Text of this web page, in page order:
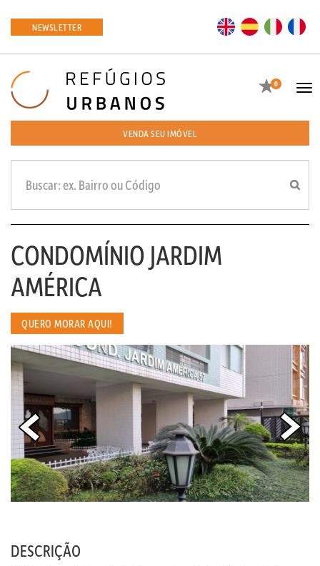
NEWSLETTER EN ES
Favoritos
0
VENDA SEU IMÓVEL
CONDOMÍNIO JARDIM
AMÉRICA
QUERO MORAR AQUI!
DESCRIÇÃO